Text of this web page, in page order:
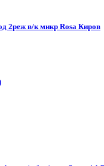
2реж в/к микр Rosa Киров